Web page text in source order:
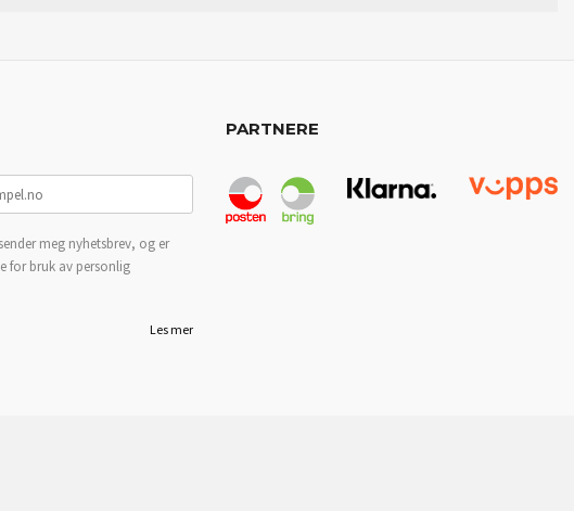
meg nyhetsbrev, og er
for bruk av personlig
Les mer
PARTNERE